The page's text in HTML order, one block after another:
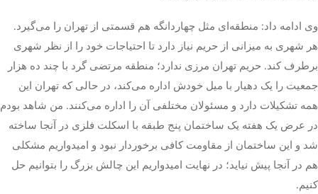
وی ادامه داد: منطقه‌ای مثل چهاردانگه هم قسمتی از تهران را می‌گیرد.
هر شهری به میزانی از حریم نیاز دارد تا احتیاجات خود را از نظر شهری
برطرف کند. حریم تهران مرزی ندارد؛ منطقه مرتضی گرد با چند ده هزار
جمعیت را یک دهیار با میل خودش اداره می‌کند، در حالی که تهران این
همه تشکیلات دارد و مسئولان مختلفی آن را اداره می‌کنند. من شاهد بودم
در عرض یک هفته یک ساختمان پنج طبقه با اسکلت فلزی در آنجا ساخته
شد و این ساختمان از مقاومت کافی برخوردار نبود و امیدواریم مشکلی
هم در آنجا پیش نیاید؛ در نهایت امیدواریم این چالش بزرگ را بتوانیم حل
کنیم.